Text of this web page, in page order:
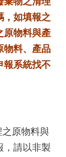
，如填報之
原物料與產
物料、產品
報系統找不
原物料與
，請以非製